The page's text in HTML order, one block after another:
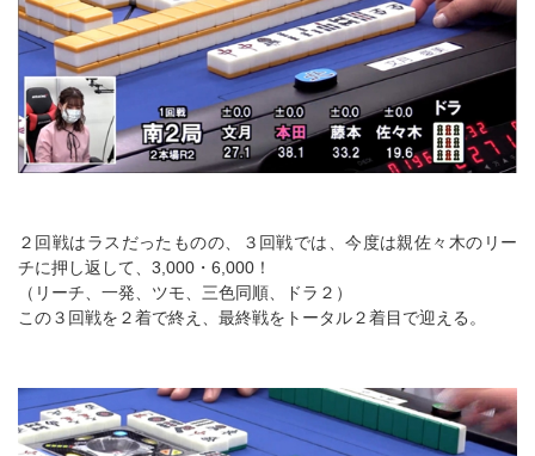
２回戦はラスだったものの、３回戦では、今度は親佐々木のリー
チに押し返して、3,000・6,000！
（リーチ、一発、ツモ、三色同順、ドラ２）
この３回戦を２着で終え、最終戦をトータル２着目で迎える。